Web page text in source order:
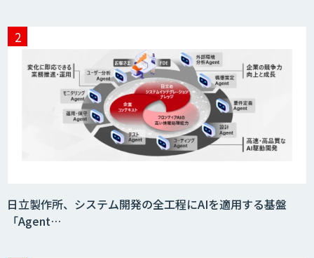
日立製作所、システム開発の全工程にAIを適用する基盤
「Agent…